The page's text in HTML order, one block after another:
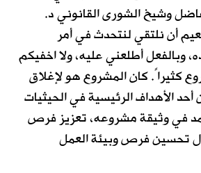
وشيخ الشورى القانوني د.
أن نلتقي لنتحدث في أمر
وبالفعل أطلعني عليه، ولا اخفيكم
كثيراً. كان المشروع هو لإغلاق
أحد الأهداف الرئيسية في الحيثيات
في وثيقة مشروعه، تعزيز فرص
تحسين فرص وبيئة العمل